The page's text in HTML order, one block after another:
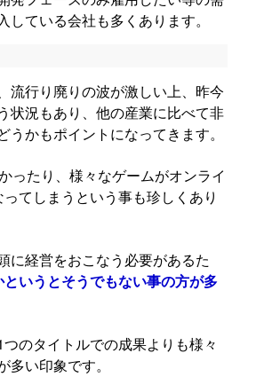
ている会社も多くあります。
流行り廃りの波が激しい上、昨今
状況もあり、他の産業に比べて非
かもポイントになってきます。
ったり、様々なゲームがオンライ
てしまうという事も珍しくあり
に経営をおこなう必要があるた
いうとそうでもない事の方が多
のタイトルでの成果よりも様々
い印象です。